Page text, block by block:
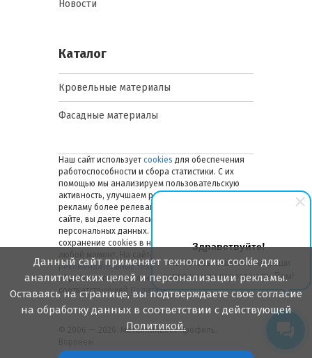
Здравствуйте!
Мы готовы ответить на Ваши
вопросы или перезвонить Вам!
Новости
Каталог
Кровельные материалы
Фасадные материалы
Наш сайт использует cookies для обеспечения
работоспособности и сбора статистики. С их
помощью мы анализируем пользовательскую
активность, улучшаем работу сайта и делаем
рекламу более релевантной. Оставаясь на
сайте, вы даете согласие на обработку ваших
персональных данных. Вы можете отключить
сохранение cookies в настройках браузера в
любой момент. На сайте также применяются
рекомендательные технологии. Подробнее об
обработке персональных данных — в
соответствующей
Политике.
© 2006 — 2026. Металлинвест Профиль.
Данный сайт применяет технологию cookie для
аналитических целей и персонализации рекламы.
Оставаясь на странице, вы подтверждаете свое согласие
на обработку данных в соответствии с действующей
Политикой.